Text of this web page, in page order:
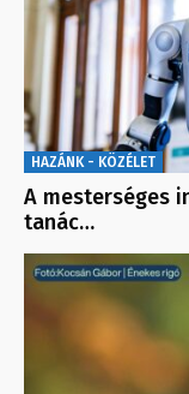
HAZÁNK - KÖZÉLET
A mesterséges
tanác…